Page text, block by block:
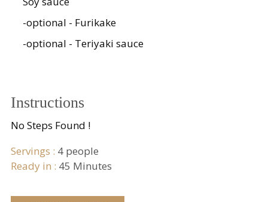
-optional - Furikake
-optional - Teriyaki sauce
Instructions
No Steps Found !
Servings : 4 people
Ready in : 45 Minutes